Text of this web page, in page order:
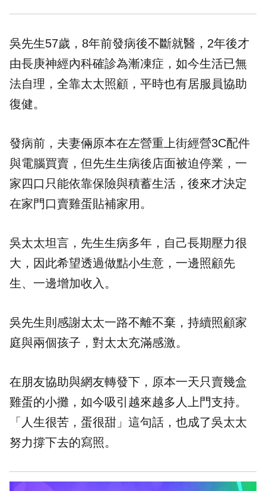
吳先生57歲，8年前發病後不斷就醫，2年後才
由長庚神經內科確診為漸凍症，如今生活已無
法自理，全靠太太照顧，平時也有居服員協助
復健。
發病前，夫妻倆原本在左營重上街經營3C配件
與電腦買賣，但先生生病後店面被迫停業，一
家四口只能依靠保險與積蓄生活，後來才決定
在家門口賣雞蛋貼補家用。
吳太太坦言，先生生病多年，自己長期壓力很
大，因此希望透過做點小生意，一邊照顧先
生、一邊增加收入。
吳先生則感謝太太一路不離不棄，持續照顧家
庭與兩個孩子，對太太充滿感激。
在朋友協助與網友轉發下，原本一天只賣幾盒
雞蛋的小攤，如今吸引越來越多人上門支持。
「人生很苦，蛋很甜」這句話，也成了吳太太
努力撐下去的寫照。